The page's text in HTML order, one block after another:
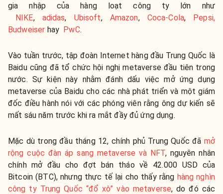
gia nhập của hàng loạt công ty lớn như
NIKE, adidas, Ubisoft, Amazon, Coca-Cola, Pepsi,
Budweiser hay PwC.
Vào tuần trước, tập đoàn Internet hàng đầu Trung Quốc là
Baidu cũng đã tổ chức hội nghị metaverse đầu tiên trong
nước. Sự kiện này nhằm đánh dấu việc mở ứng dụng
metaverse của Baidu cho các nhà phát triển và một giám
đốc điều hành nói với các phóng viên rằng ông dự kiến ​​sẽ
mất sáu năm trước khi ra mắt đầy đủ ứng dụng.
Mặc dù trong đầu tháng 12, chính phủ Trung Quốc đã mở
rộng cuộc đàn áp sang metaverse và NFT, nguyên nhân
chính mở đầu cho đợt bán tháo về 42.000 USD của
Bitcoin (BTC), nhưng thực tế lại cho thấy rằng hàng nghìn
công ty Trung Quốc “đổ xô” vào metaverse, do đó các